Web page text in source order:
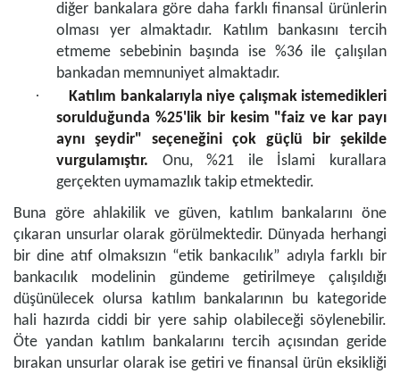
diğer bankalara göre daha farklı finansal ürünlerin
olması yer almaktadır. Katılım bankasını tercih
etmeme sebebinin başında ise %36 ile çalışılan
bankadan memnuniyet almaktadır.
·
Katılım bankalarıyla niye çalışmak istemedikleri
sorulduğunda %25'lik bir kesim "faiz ve kar payı
aynı şeydir" seçeneğini çok güçlü bir şekilde
vurgulamıştır.
Onu, %21 ile İslami kurallara
gerçekten uymamazlık takip etmektedir.
Buna göre ahlakilik ve güven, katılım bankalarını öne
çıkaran unsurlar olarak görülmektedir. Dünyada herhangi
bir dine atıf olmaksızın “etik bankacılık” adıyla farklı bir
bankacılık modelinin gündeme getirilmeye çalışıldığı
düşünülecek olursa katılım bankalarının bu kategoride
hali hazırda ciddi bir yere sahip olabileceği söylenebilir.
Öte yandan katılım bankalarını tercih açısından geride
bırakan unsurlar olarak ise getiri ve finansal ürün eksikliği